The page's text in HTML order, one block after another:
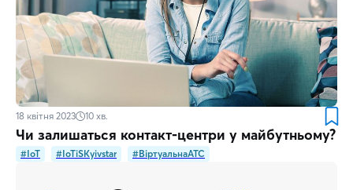
18 квітня 2023 10 хв.
Чи залишаться контакт-центри у майбутньому?
#IoT #IoTiSKyivstar #ВіртуальнаATC